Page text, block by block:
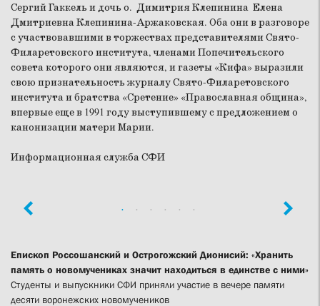
Сергий Гаккель и дочь о. Димитрия Клепинина Елена
Дмитриевна Клепинина-Аржаковская. Оба они в разговоре
с участвовавшими в торжествах представителями Свято-
Филаретовского института, членами Попечительского
совета которого они являются, и газеты «Кифа» выразили
свою признательность журналу Свято-Филаретовского
института и братства «Сретение» «Православная община»,
впервые еще в 1991 году выступившему с предложением о
канонизации матери Марии.
Информационная служба СФИ
Епископ Россошанский и Острогожский Дионисий: «Хранить
память о новомучениках значит находиться в единстве с ними»
Студенты и выпускники СФИ приняли участие в вечере памяти
десяти воронежских новомучеников